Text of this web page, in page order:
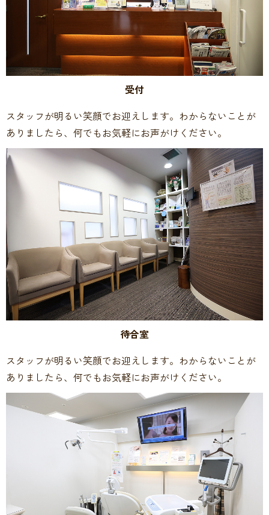
受付
スタッフが明るい笑顔でお迎えします。わからないことが
ありましたら、何でもお気軽にお声がけください。
待合室
スタッフが明るい笑顔でお迎えします。わからないことが
ありましたら、何でもお気軽にお声がけください。